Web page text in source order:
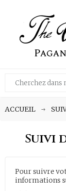
ACCUEIL
Suivi
Pour suivre
informations